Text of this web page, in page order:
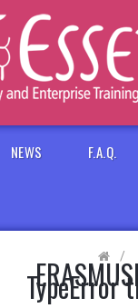
NEWS F.A.Q.
/
TypeError